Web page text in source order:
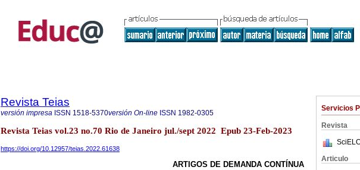
Servicios
Revista
Articulo
Revista Teias
versión impresa ISSN 1518-5370versión On-line ISSN 1982-0305
Revista Teias vol.23 no.70 Rio de Janeiro jul./sept 2022 Epub 23-Feb-2023
https://doi.org/10.12957/teias.2022.61638
ARTIGOS DE DEMANDA CONTÍNUA